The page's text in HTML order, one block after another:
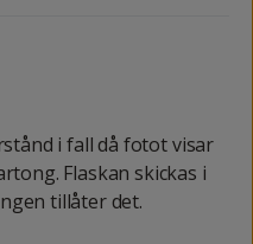
i fall då fotot visar
Flaskan skickas i
tillåter det.